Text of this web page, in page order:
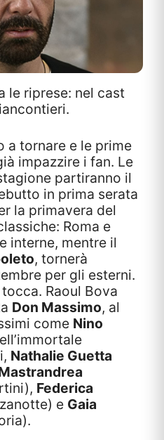
le riprese: nel cast
a tornare e le prime
impazzire i fan. Le
partiranno il
in prima serata
la primavera del
Roma e
interne, mentre il
, tornerà
per gli esterni.
Raoul Bova
Don Massimo, al
come Nino
Nathalie Guetta
Federica
e Gaia